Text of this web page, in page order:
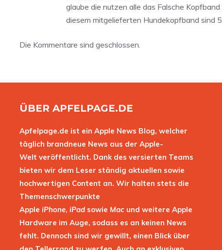
glaube die nutzen alle das Falsche
diesem mitgelieferten Hundekopfband sind
Die Kommentare sind geschlossen.
ÜBER APFELPAGE.DE
Apfelpage.de ist ein Apple News Blog, welcher
täglich brandneue News aus der Apple-
Welt veröffentlicht. Dank des versierten Teams
bieten wir dem Leser ständig aktuellen sowie
hochwertigen Content an. Wir halten stets die
Themenschwerpunkte
Apple iPhone, iPad sowie Mac und weitere Apple
Hardware im Auge, sodass es an keinen News
fehlt. Dennoch sind wir gewillt, einen Blick über